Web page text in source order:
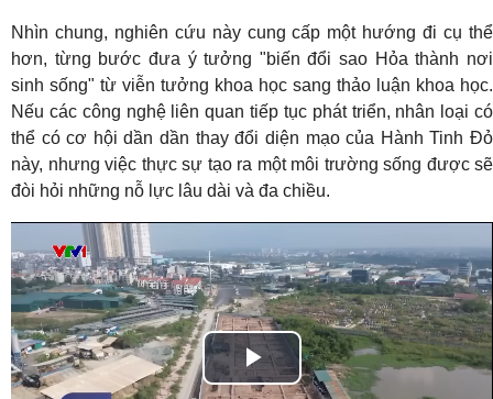
Nhìn chung, nghiên cứu này cung cấp một hướng đi cụ thể
hơn, từng bước đưa ý tưởng "biến đổi sao Hỏa thành nơi
sinh sống" từ viễn tưởng khoa học sang thảo luận khoa học.
Nếu các công nghệ liên quan tiếp tục phát triển, nhân loại có
thể có cơ hội dần dần thay đổi diện mạo của Hành Tinh Đỏ
này, nhưng việc thực sự tạo ra một môi trường sống được sẽ
đòi hỏi những nỗ lực lâu dài và đa chiều.
Play